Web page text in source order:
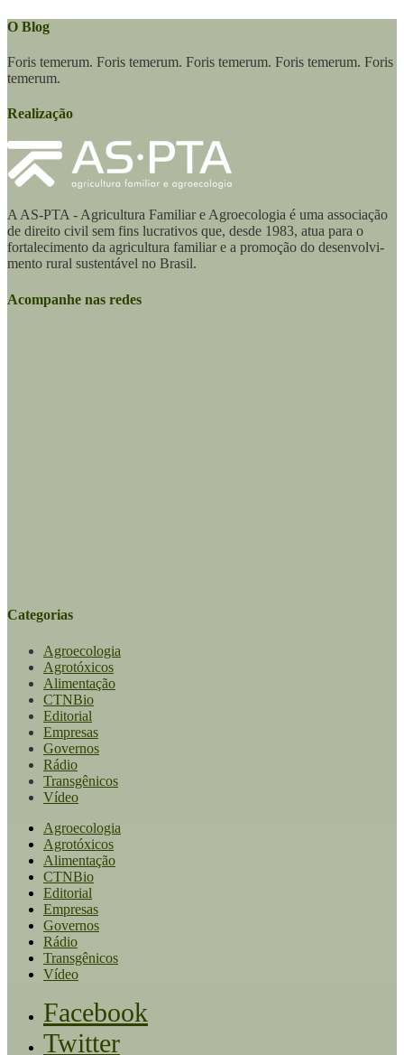
O Blog
Foris temerum. Foris temerum. Foris temerum. Foris temerum. Foris
temerum.
Realização
A AS-PTA - Agricultura Familiar e Agro­ecologia é uma associação
de direito civil sem fins lucrativos que, desde 1983, atua para o
fortalecimento da agricultura familiar e a promoção do desenvolvi­
mento rural sustentável no Brasil.
Acompanhe nas redes
Categorias
Agroecologia
Agrotóxicos
Alimentação
CTNBio
Editorial
Empresas
Governos
Rádio
Transgênicos
Vídeo
Agroecologia
Agrotóxicos
Alimentação
CTNBio
Editorial
Empresas
Governos
Rádio
Transgênicos
Vídeo
Facebook
Twitter